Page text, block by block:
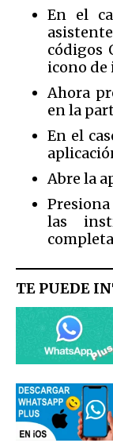
En el
códigos
icono de
Ahora
en la
En el
Abre la
las
TE PUEDE